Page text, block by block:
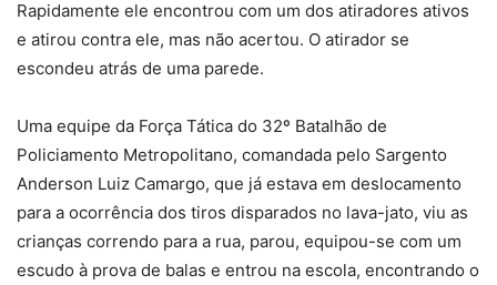
Rapidamente ele encontrou com um dos atiradores ativos
e atirou contra ele, mas não acertou. O atirador se
escondeu atrás de uma parede.
Uma equipe da Força Tática do 32º Batalhão de
Policiamento Metropolitano, comandada pelo Sargento
Anderson Luiz Camargo, que já estava em deslocamento
para a ocorrência dos tiros disparados no lava-jato, viu as
crianças correndo para a rua, parou, equipou-se com um
escudo à prova de balas e entrou na escola, encontrando o